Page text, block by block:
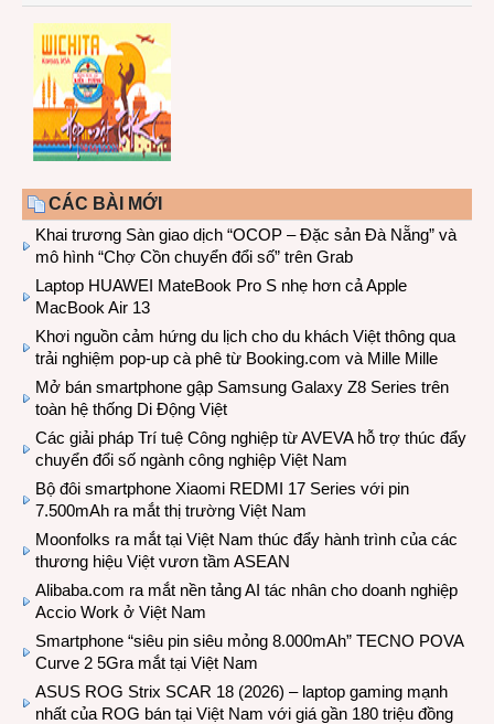
CÁC BÀI MỚI
Khai trương Sàn giao dịch “OCOP – Đặc sản Đà Nẵng” và
mô hình “Chợ Cồn chuyển đổi số” trên Grab
Laptop HUAWEI MateBook Pro S nhẹ hơn cả Apple
MacBook Air 13
Khơi nguồn cảm hứng du lịch cho du khách Việt thông qua
trải nghiệm pop-up cà phê từ Booking.com và Mille Mille
Mở bán smartphone gập Samsung Galaxy Z8 Series trên
toàn hệ thống Di Động Việt
Các giải pháp Trí tuệ Công nghiệp từ AVEVA hỗ trợ thúc đẩy
chuyển đổi số ngành công nghiệp Việt Nam
Bộ đôi smartphone Xiaomi REDMI 17 Series với pin
7.500mAh ra mắt thị trường Việt Nam
Moonfolks ra mắt tại Việt Nam thúc đẩy hành trình của các
thương hiệu Việt vươn tầm ASEAN
Alibaba.com ra mắt nền tảng AI tác nhân cho doanh nghiệp
Accio Work ở Việt Nam
Smartphone “siêu pin siêu mỏng 8.000mAh” TECNO POVA
Curve 2 5Gra mắt tại Việt Nam
ASUS ROG Strix SCAR 18 (2026) – laptop gaming mạnh
nhất của ROG bán tại Việt Nam với giá gần 180 triệu đồng